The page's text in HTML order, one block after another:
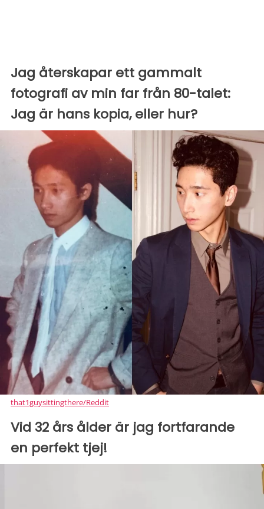
Jag återskapar ett gammalt
fotografi av min far från 80-talet:
Jag är hans kopia, eller hur?
that1guysittingthere/Reddit
Vid 32 års ålder är jag fortfarande
en perfekt tjej!